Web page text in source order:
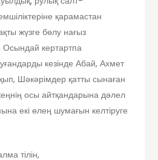
қарамастан
жүзге бөлу нағыз
Осындай кертартпа
кезінде Абай, Ахмет
Шәкәрімдер қатты сынаған
осы айтқандарына дәлел
екі өлең шумағын келтіруге
тілін,